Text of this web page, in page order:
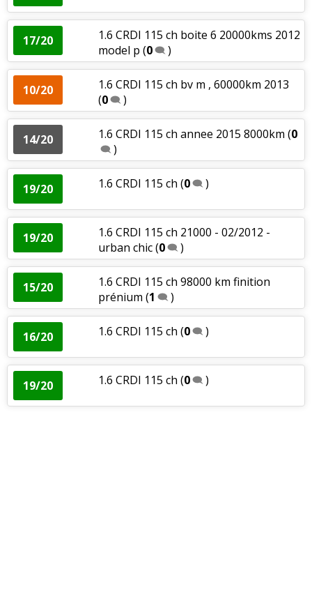
17/20
1.6 CRDI 115 ch boite 6 20000kms 2012
model p (0 )
10/20
1.6 CRDI 115 ch bv m , 60000km 2013
(0 )
14/20 1.6 CRDI 115 ch annee 2015 8000km (0
)
19/20 1.6 CRDI 115 ch (0 )
19/20
1.6 CRDI 115 ch 21000 - 02/2012 -
urban chic(0 )
15/20
1.6 CRDI 115 ch 98000 km finition
prénium (1 )
16/20 1.6 CRDI 115 ch (0 )
19/20 1.6 CRDI 115 ch (0 )